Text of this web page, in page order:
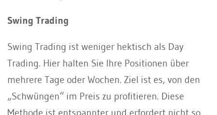
Swing Trading
Swing Trading ist weniger hektisch als Day
Trading. Hier halten Sie Ihre Positionen über
mehrere Tage oder Wochen. Ziel ist es, von den
„Schwüngen“ im Preis zu profitieren. Diese
Methode ist entspannter und erfordert nicht so